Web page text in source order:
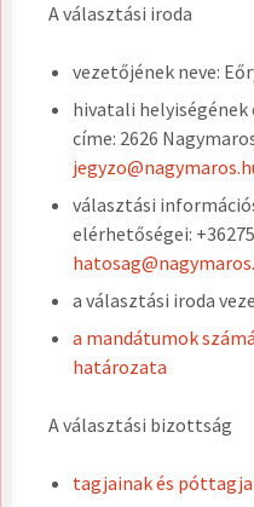
A választási iroda
vezetőjének neve:
hivatali
címe: 2626
választási
elérhetőségei:
a választási iroda
a mandátumok
határozata
A választási bizottság
tagjainak és